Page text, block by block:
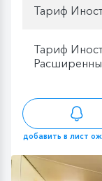
Тариф
Тариф
добавить в лист